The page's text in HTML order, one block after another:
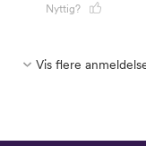
Nyttig?
Vis flere